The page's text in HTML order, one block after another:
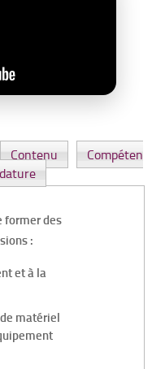
Contenu
Compéten
former des
:
et à la
matériel